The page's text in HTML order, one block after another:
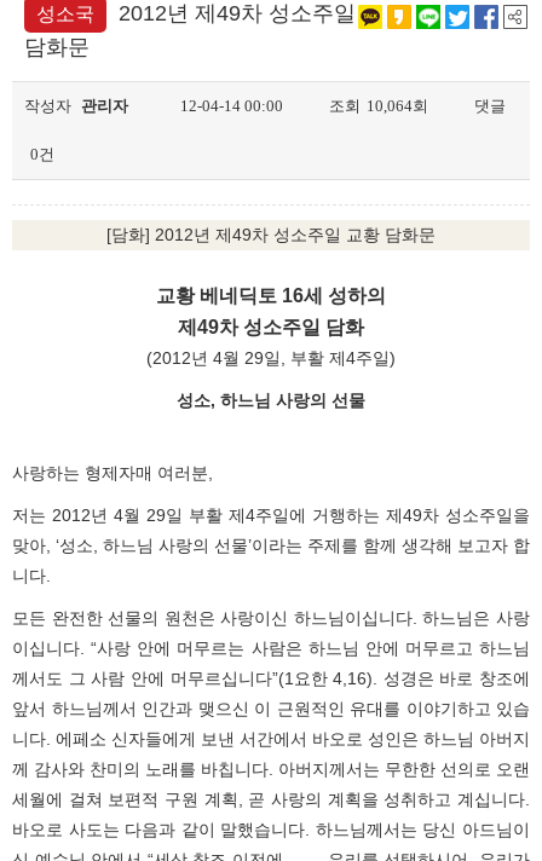
성소국
2012년 제49차 성소주일
담화문
작성자 관리자 12-04-14 00:00 조회 10,064회 댓글
0건
[담화] 2012년 제49차 성소주일 교황 담화문
교황 베네딕토 16세 성하의
제49차 성소주일 담화
(2012년 4월 29일, 부활 제4주일)
성소, 하느님 사랑의 선물
사랑하는 형제자매 여러분,
저는 2012년 4월 29일 부활 제4주일에 거행하는 제49차 성소주일을
맞아, ‘성소, 하느님 사랑의 선물’이라는 주제를 함께 생각해 보고자 합
니다.
모든 완전한 선물의 원천은 사랑이신 하느님이십니다. 하느님은 사랑
이십니다. “사랑 안에 머무르는 사람은 하느님 안에 머무르고 하느님
께서도 그 사람 안에 머무르십니다”(1요한 4,16). 성경은 바로 창조에
앞서 하느님께서 인간과 맺으신 이 근원적인 유대를 이야기하고 있습
니다. 에페소 신자들에게 보낸 서간에서 바오로 성인은 하느님 아버지
께 감사와 찬미의 노래를 바칩니다. 아버지께서는 무한한 선의로 오랜
세월에 걸쳐 보편적 구원 계획, 곧 사랑의 계획을 성취하고 계십니다.
바오로 사도는 다음과 같이 말했습니다. 하느님께서는 당신 아드님이